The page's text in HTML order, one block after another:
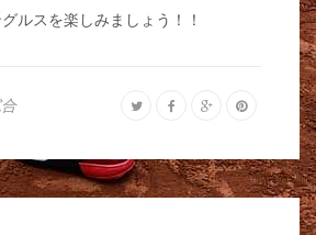
ルスを楽しみましょう！！